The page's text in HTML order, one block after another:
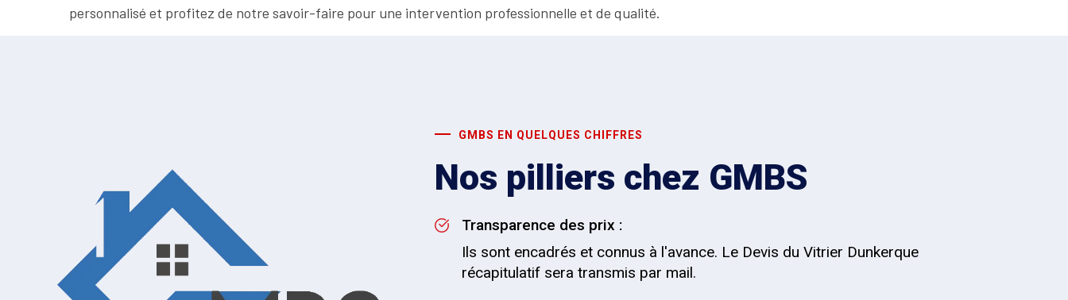
personnalisé et profitez de notre savoir-faire pour une intervention professionnelle et de qualité.
GMBS EN QUELQUES CHIFFRES
Nos pilliers chez GMBS
Transparence des prix :
Ils sont encadrés et connus à l'avance. Le Devis du Vitrier Dunkerque
récapitulatif sera transmis par mail.